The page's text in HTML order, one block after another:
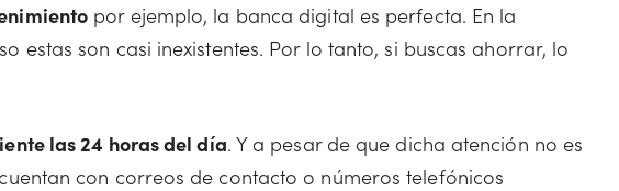
por ejemplo, la banca digital es perfecta. En la
estas son casi inexistentes. Por lo tanto, si buscas ahorrar, lo
las 24 horas del día. Y a pesar de que dicha atención no es
con correos de contacto o números telefónicos